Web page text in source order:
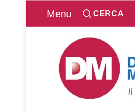
Menu CERCA